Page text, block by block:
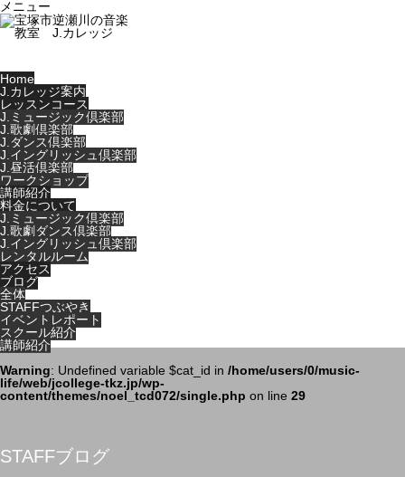
メニュー
Home
J.カレッジ案内
レッスンコース
J.ミュージック倶楽部
J.歌劇倶楽部
J.ダンス倶楽部
J.イングリッシュ倶楽部
J.昼活倶楽部
ワークショップ
講師紹介
料金について
J.ミュージック倶楽部
J.歌劇ダンス倶楽部
J.イングリッシュ倶楽部
レンタルルーム
アクセス
ブログ
全体
STAFFつぶやき
イベントレポート
スクール紹介
講師紹介
Warning: Undefined variable $cat_id in /home/users/0/music-
life/web/jcollege-tkz.jp/wp-
content/themes/noel_tcd072/single.php on line 29
STAFFブログ